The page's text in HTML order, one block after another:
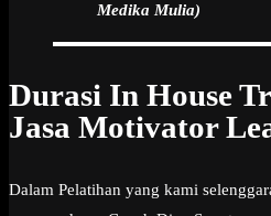
Medika Mulia)
Durasi In House
Jasa Motivator
Dalam Pelatihan yang kami